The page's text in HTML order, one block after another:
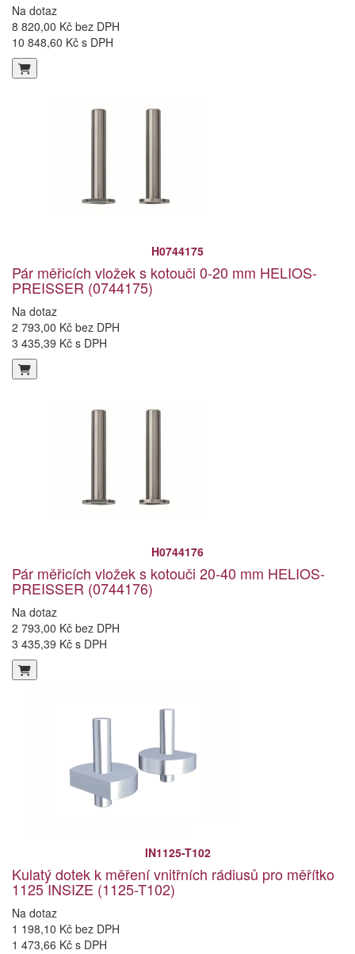
Na dotaz
8 820,00 Kč bez DPH
10 848,60 Kč s DPH
H0744175
Pár měřicích vložek s kotouči 0-20 mm HELIOS-
PREISSER (0744175)
Na dotaz
2 793,00 Kč bez DPH
3 435,39 Kč s DPH
H0744176
Pár měřicích vložek s kotouči 20-40 mm HELIOS-
PREISSER (0744176)
Na dotaz
2 793,00 Kč bez DPH
3 435,39 Kč s DPH
IN1125-T102
Kulatý dotek k měření vnitřních rádiusů pro měřítko
1125 INSIZE (1125-T102)
Na dotaz
1 198,10 Kč bez DPH
1 473,66 Kč s DPH